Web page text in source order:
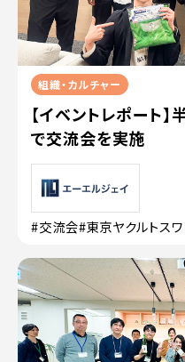
組織・カルチャー
【イベントレポート
で交流会を実施
#交流会#東京ヤクルトス